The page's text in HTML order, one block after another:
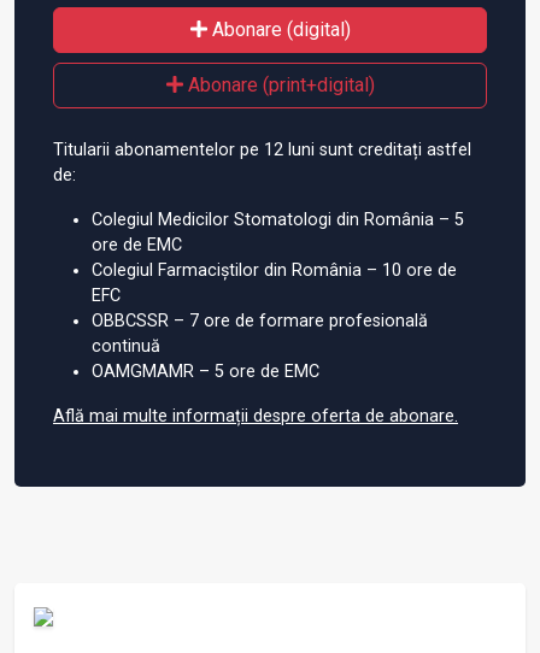
Abonare (digital)
Abonare (print+digital)
Titularii abonamentelor pe 12 luni sunt creditați astfel
de:
Colegiul Medicilor Stomatologi din România – 5
ore de EMC
Colegiul Farmaciștilor din România – 10 ore de
EFC
OBBCSSR – 7 ore de formare profesională
continuă
OAMGMAMR – 5 ore de EMC
Află mai multe informații despre oferta de abonare.